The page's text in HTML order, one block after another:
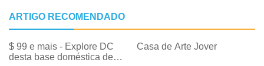
ARTIGO RECOMENDADO
$ 99 e mais - Explore DC
desta base doméstica de
Casa de Arte Jover